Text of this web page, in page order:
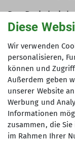
Der Preis
angegeben,
Kursgebühr
eine
Unterkünften
Stand Januar
Diese
Wir verwenden
personalisieren,
können und
Außerdem geben
unserer Website
Werbung und
Informationen
zusammen, die
im Rahmen Ihrer